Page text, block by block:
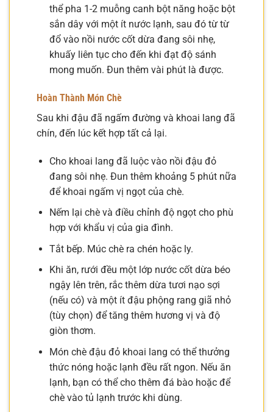
thể pha 1-2 muỗng canh bột năng hoặc bột
sắn dây với một ít nước lạnh, sau đó từ từ
đổ vào nồi nước cốt dừa đang sôi nhẹ,
khuấy liên tục cho đến khi đạt độ sánh
mong muốn. Đun thêm vài phút là được.
Hoàn Thành Món Chè
Sau khi đậu đã ngấm đường và khoai lang đã
chín, đến lúc kết hợp tất cả lại.
Cho khoai lang đã luộc vào nồi đậu đỏ
đang sôi nhẹ. Đun thêm khoảng 5 phút nữa
để khoai ngấm vị ngọt của chè.
Nếm lại chè và điều chỉnh độ ngọt cho phù
hợp với khẩu vị của gia đình.
Tắt bếp. Múc chè ra chén hoặc ly.
Khi ăn, rưới đều một lớp nước cốt dừa béo
ngậy lên trên, rắc thêm dừa tươi nạo sợi
(nếu có) và một ít đậu phộng rang giã nhỏ
(tùy chọn) để tăng thêm hương vị và độ
giòn thơm.
Món chè đậu đỏ khoai lang có thể thưởng
thức nóng hoặc lạnh đều rất ngon. Nếu ăn
lạnh, bạn có thể cho thêm đá bào hoặc để
chè vào tủ lạnh trước khi dùng.